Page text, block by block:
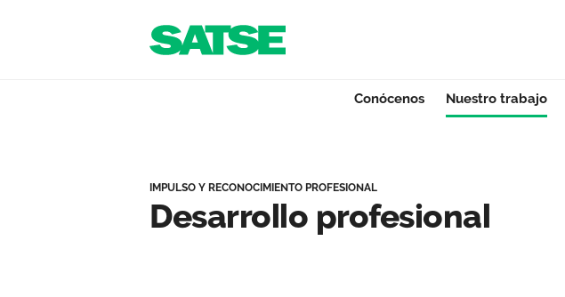
Navegación
Conócenos Nuestro trabajo
IMPULSO Y RECONOCIMIENTO PROFESIONAL
Desarrollo profesional